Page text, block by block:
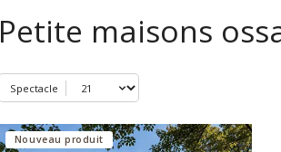
Petite maisons
Spectacle
Nouveau produit